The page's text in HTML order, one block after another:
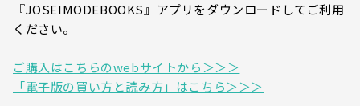
『JOSEIMODEBOOKS』アプリをダウンロードしてご利用
ください。
ご購入はこちらのwebサイトから＞＞＞
「電子版の買い方と読み方」はこちら＞＞＞